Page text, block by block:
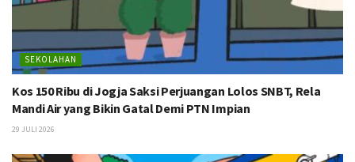
SEKOLAHAN
Kos 150 Ribu di Jogja Saksi Perjuangan Lolos SNBT, Rela
Mandi Air yang Bikin Gatal Demi PTN Impian
29 JULI 2026